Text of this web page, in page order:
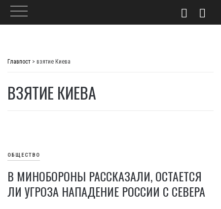
Главпост > взятие Киева
ВЗЯТИЕ КИЕВА
ОБЩЕСТВО
В МИНОБОРОНЫ РАССКАЗАЛИ, ОСТАЕТСЯ
ЛИ УГРОЗА НАПАДЕНИЕ РОССИИ С СЕВЕРА